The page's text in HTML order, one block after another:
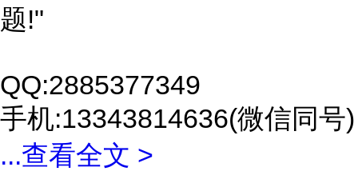
题!"
QQ:2885377349
手机:13343814636(微信同号)
...查看全文 >